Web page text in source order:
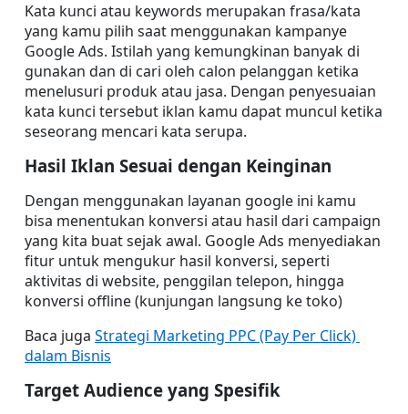
Kata kunci atau keywords merupakan frasa/kata
yang kamu pilih saat menggunakan kampanye
Google Ads. Istilah yang kemungkinan banyak di
gunakan dan di cari oleh calon pelanggan ketika
menelusuri produk atau jasa. Dengan penyesuaian
kata kunci tersebut iklan kamu dapat muncul ketika
seseorang mencari kata serupa.
Hasil Iklan Sesuai dengan Keinginan
Dengan menggunakan layanan google ini kamu
bisa menentukan konversi atau hasil dari campaign
yang kita buat sejak awal. Google Ads menyediakan
fitur untuk mengukur hasil konversi, seperti
aktivitas di website, penggilan telepon, hingga
konversi offline (kunjungan langsung ke toko)
Baca juga Strategi Marketing PPC (Pay Per Click)
dalam Bisnis
Target Audience yang Spesifik